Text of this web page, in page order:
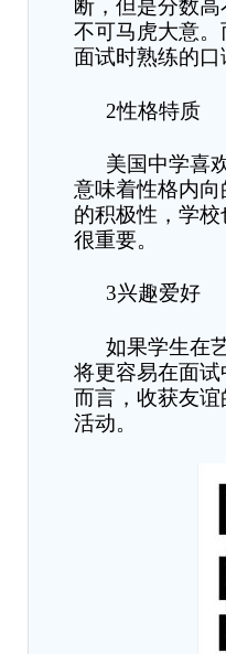
断，但是分数
不可马虎大意
面试时熟练的
2性格特质
美国中学喜
意味着性格内
的积极性，学
很重要。
3兴趣爱好
如果学生在
将更容易在面
而言，收获友
活动。